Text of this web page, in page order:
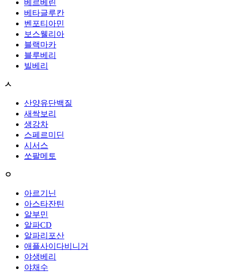
베르베린
베타글루칸
벤포티아민
보스웰리아
블랙마카
블루베리
빌베리
ㅅ
산양유단백질
새싹보리
생강차
스페르미딘
시서스
쏘팔메토
ㅇ
아르기닌
아스타잔틴
알부민
알파CD
알파리포산
애플사이다비니거
야생베리
야채수